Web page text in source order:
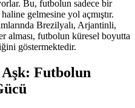
Bu, futbolun sadece bir
gelmesine yol açmıştır.
Brezilyalı, Arjantinli,
alması, futbolun küresel boyutta
göstermektedir.
Aşk: Futbolun